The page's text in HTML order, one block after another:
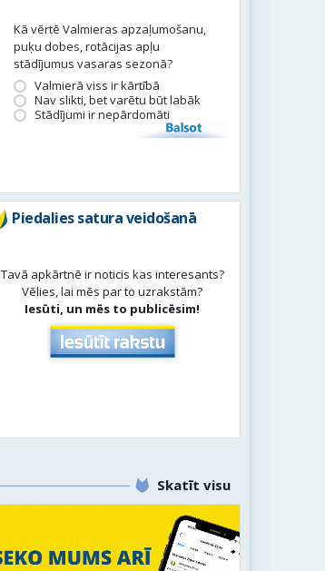
Kā vērtē Valmieras apzaļumošanu,
puķu dobes, rotācijas apļu
stādījumus vasaras sezonā?
Valmierā viss ir kārtībā
Nav slikti, bet varētu būt labāk
Stādījumi ir nepārdomāti
Balsot
Piedalies satura veidošanā
Tavā apkārtnē ir noticis kas interesants?
Vēlies, lai mēs par to uzrakstām?
Iesūti, un mēs to publicēsim!
Skatīt visu